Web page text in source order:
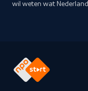
wil weten wat